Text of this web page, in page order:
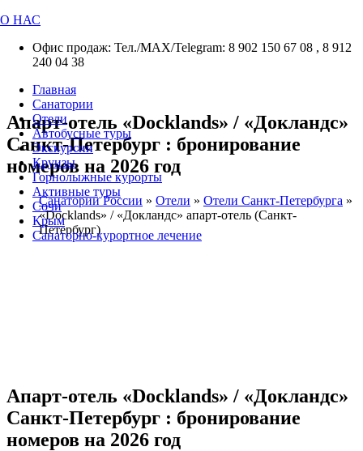
О НАС
Офис продаж: Тел./МАХ/Telegram: 8 902 150 67 08 , 8 912
240 04 38
Главная
Санатории
Отели
Автобусные туры
Экскурсии
Круизы
Горнолыжные курорты
Активные туры
Сочи
Крым
Санаторно-курортное лечение
Апарт-отель «Docklands» / «Докландс»
Санкт-Петербург : бронирование
номеров на 2026 год
Санатории России » Отели » Отели Санкт-Петербурга »
«Docklands» / «Докландс» апарт-отель (Санкт-
Петербург)
Апарт-отель «Docklands» / «Докландс»
Санкт-Петербург : бронирование
номеров на 2026 год